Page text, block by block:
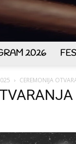
2026
CEREMONIJA